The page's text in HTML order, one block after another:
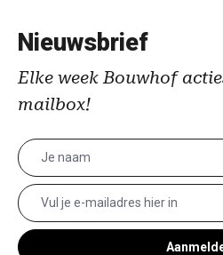
Nieuwsbrief
Elke week Bouwhof
mailbox!